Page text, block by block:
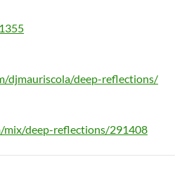
djmauriscola/deep-reflections/
mix/deep-reflections/291408